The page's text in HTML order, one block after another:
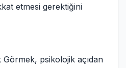
etmesi gerektiğini
psikolojik açıdan